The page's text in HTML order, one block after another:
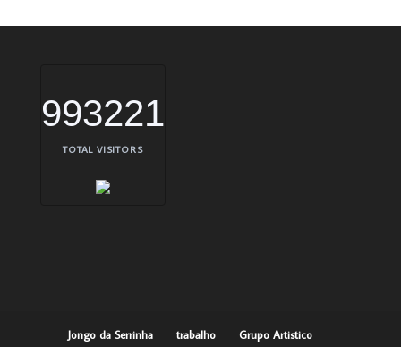
993221
TOTAL VISITORS
Jongo da Serrinha trabalho Grupo Artistico